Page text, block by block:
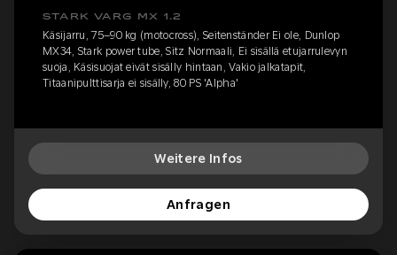
STARK VARG MX 1.2
Käsijarru, 75–90 kg (motocross), Seitenständer Ei ole, Dunlop
MX34, Stark power tube, Sitz Normaali, Ei sisällä etujarrulevyn
suoja, Käsisuojat eivät sisälly hintaan, Vakio jalkatapit,
Titaanipulttisarja ei sisälly, 80 PS 'Alpha'
Weitere Infos
Anfragen